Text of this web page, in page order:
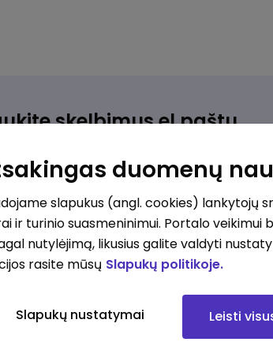
skelbimus el.paštu
atsiras, iš karto gausite jį el. paštu.
ieškote darbo?*
Pridėti naują
Kokios srities darbo pasiūlymai jus domina?
Pridėti naują
duomenų
slapukus (angl. cookies) lankytojų
ir turinio suasmeninimui. Portalo veikimui
nutylėjimą, likusius galite valdyti
rasite mūsų Slapukų politikoje.
Slapukų nustatymai Leisti